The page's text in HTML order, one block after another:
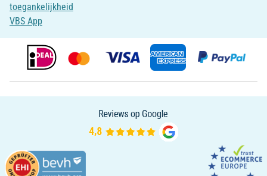
toegankelijkheid
VBS App